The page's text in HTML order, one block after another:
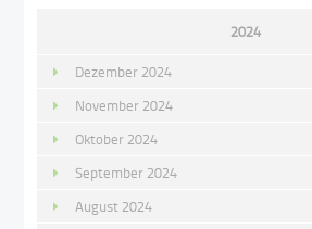
2024
Dezember 2024
November 2024
Oktober 2024
September 2024
August 2024